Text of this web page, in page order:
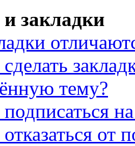
закладки
тему?
от